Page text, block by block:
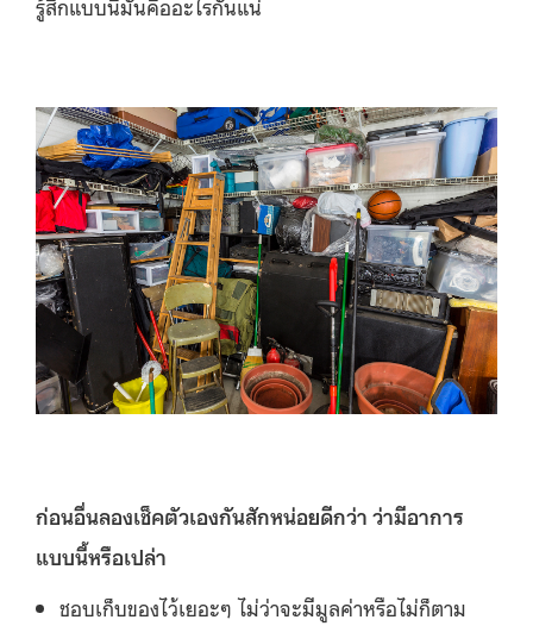
ก่อนอื่นลองเช็คตัวเองกันสักหน่อยดีกว่า ว่ามีอาการ
แบบนี้หรือเปล่า
ชอบเก็บของไว้เยอะๆ ไม่ว่าจะมีมูลค่าหรือไม่ก็ตาม